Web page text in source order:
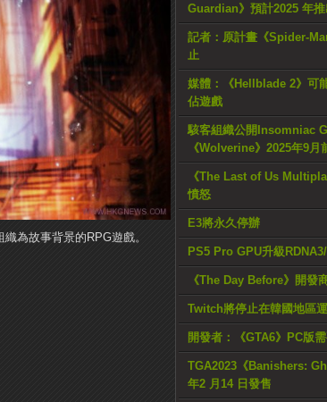
Guardian》預計2025 年推
記者：原計畫《Spider-
止
媒體：《Hellblade 2》可
佔遊戲
駭客組織公開Insomniac
《Wolverine》2025年9月
《The Last of Us
憤怒
E3將永久停辦
PS5 Pro GPU升級
《The Day Before》開發
Twitch將停止在韓國地區
開發者：《GTA6》PC版
TGA2023《Banishers:
年2 月14 日發售
為故事背景的RPG遊戲。